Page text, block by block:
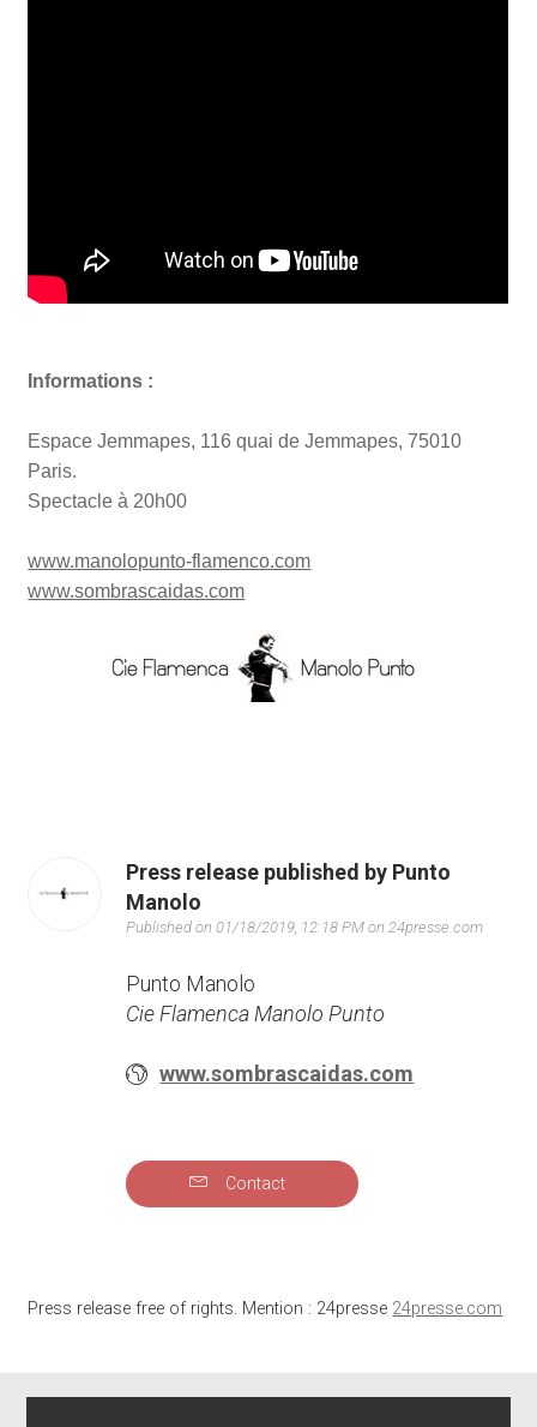
Informations :
Espace Jemmapes, 116 quai de Jemmapes, 75010
Paris.
Spectacle à 20h00
www.manolopunto-flamenco.com
www.sombrascaidas.com
Press release published by Punto
Manolo
Published on 01/18/2019, 12:18 PM on 24presse.com
Punto Manolo
Cie Flamenca Manolo Punto
www.sombrascaidas.com
Contact
Press release free of rights. Mention : 24presse 24presse.com